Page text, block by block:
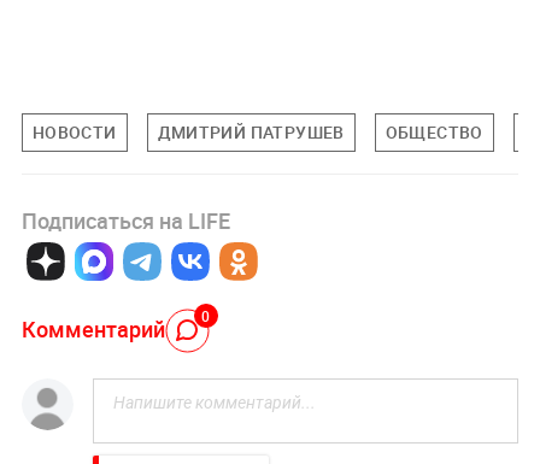
НОВОСТИ ДМИТРИЙ ПАТРУШЕВ ОБЩЕСТВО
Подписаться на LIFE
Комментарий 0